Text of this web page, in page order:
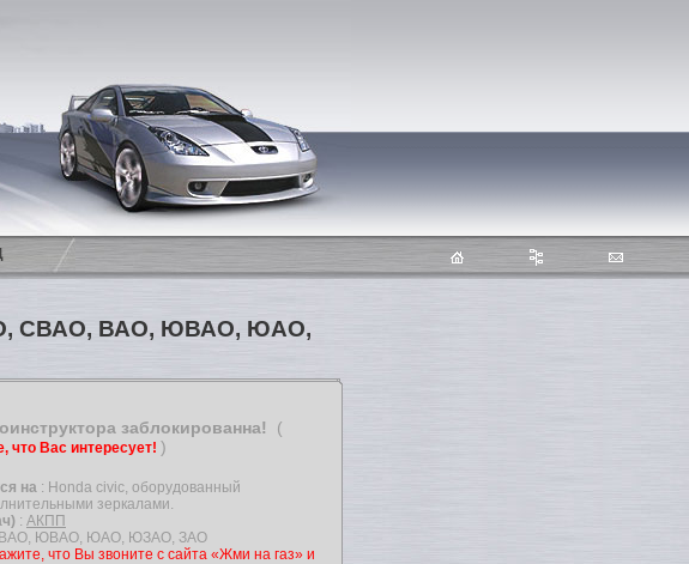
СВАО, ВАО, ЮВАО, ЮАО,
заблокированна!
(
что Вас интересует! )
на : Honda civic, оборудованный
зеркалами.
: АКПП
ЮВАО, ЮАО, ЮЗАО, ЗАО
что Вы звоните с сайта «Жми на газ» и